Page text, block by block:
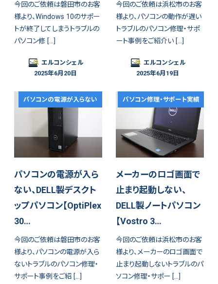
今回のご依頼は磐田市のお客
様より、Windows 10のサポー
トが終了してしまうトラブルの
パソコン修 […]
エルコンシェル
2025年6月20日
今回のご依頼は浜松市のお客
様より、パソコンの動作が遅い
トラブルのパソコン修理・サポ
ート事例をご紹介い […]
エルコンシェル
2025年6月19日
パソコンの電源が入らない
パソコンの電源が入ら
ない、DELL製デスクト
ップパソコン【OptiPlex
30…
今回のご依頼は磐田市のお客
様より、パソコンの電源が入ら
ないトラブルのパソコン修理・
サポート事例をご紹 […]
パソコン修理・サポート実績
メーカーのロゴ画面で
止まり起動しない、
DELL製ノートパソコン
【Vostro 3…
今回のご依頼は浜松市のお客
様より、メーカーのロゴ画面で
止まり起動しないトラブルのパ
ソコン修理・サポー […]